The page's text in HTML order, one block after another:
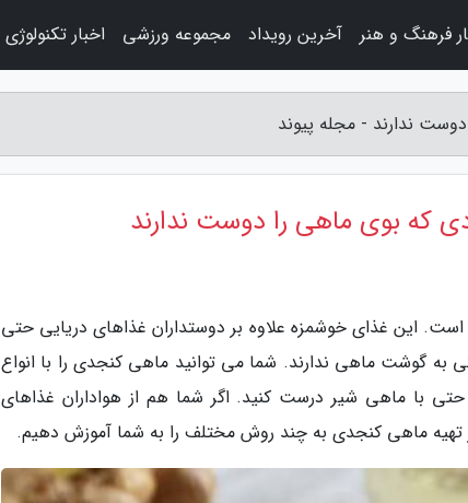
ندارند - مجله پیوند
که بوی ماهی را دوست ندارند
این غذای خوشمزه علاوه بر دوستداران غذاهای دریایی حتی
به گوشت ماهی ندارند. شما می توانید ماهی کنجدی را با انواع
با ماهی شیر درست کنید. اگر شما هم از هواداران غذاهای
تهیه ماهی کنجدی به چند روش مختلف را به شما آموزش دهیم.
فرهنگ و هنر آخرین رویداد مجموعه ورزشی اخبار تکنولوژی